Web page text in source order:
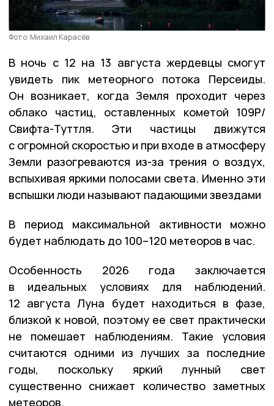
Фото: Михаил Карасёв
В ночь с 12 на 13 августа жердевцы смогут
увидеть пик метеорного потока Персеиды.
Он возникает, когда Земля проходит через
облако частиц, оставленных кометой 109P/
Свифта-Туттля. Эти частицы движутся
с огромной скоростью и при входе в атмосферу
Земли разогреваются из-за трения о воздух,
вспыхивая яркими полосами света. Именно эти
вспышки люди называют падающими звездами
В период максимальной активности можно
будет наблюдать до 100–120 метеоров в час.
Особенность 2026 года заключается
в идеальных условиях для наблюдений.
12 августа Луна будет находиться в фазе,
близкой к новой, поэтому ее свет практически
не помешает наблюдениям. Такие условия
считаются одними из лучших за последние
годы, поскольку яркий лунный свет
существенно снижает количество заметных
метеоров.